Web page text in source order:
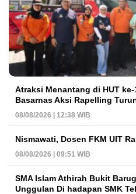
Atraksi Menantang di HUT
Basarnas Aksi Rapelling
08/08/2026 | 12:38 WIB
Nismawati, Dosen FKM UIT
08/08/2026 | 09:51 WIB
SMA Islam Athirah Bukit
Unggulan Di hadapan SMK